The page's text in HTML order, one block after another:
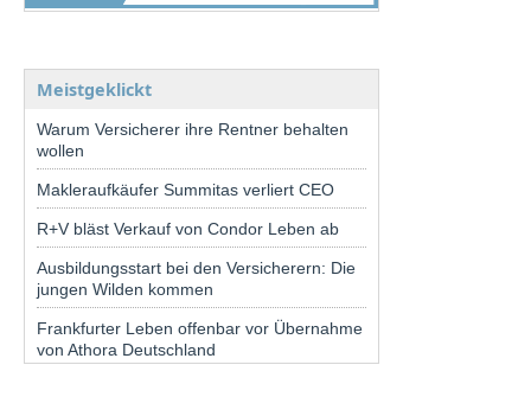
Meistgeklickt
Warum Versicherer ihre Rentner behalten
wollen
Makleraufkäufer Summitas verliert CEO
R+V bläst Verkauf von Condor Leben ab
Ausbildungsstart bei den Versicherern: Die
jungen Wilden kommen
Frankfurter Leben offenbar vor Übernahme
von Athora Deutschland